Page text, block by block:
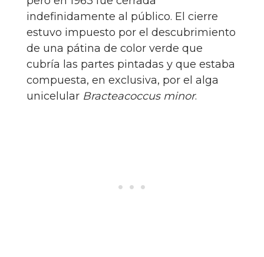
indefinidamente al público. El cierre
estuvo impuesto por el descubrimiento
de una pátina de color verde que
cubría las partes pintadas y que estaba
compuesta, en exclusiva, por el alga
unicelular Bracteacoccus minor.